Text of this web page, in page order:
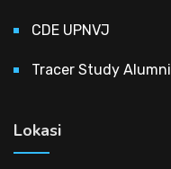
CDE UPNVJ
Tracer Study Alumni
Lokasi